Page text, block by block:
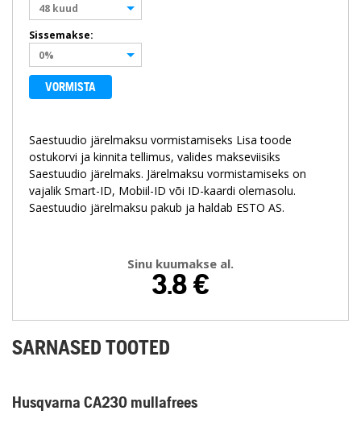
48 kuud
Sissemakse:
0%
VORMISTA
Saestuudio järelmaksu vormistamiseks Lisa toode
ostukorvi ja kinnita tellimus, valides makseviisiks
Saestuudio järelmaks. Järelmaksu vormistamiseks on
vajalik Smart-ID, Mobiil-ID või ID-kaardi olemasolu.
Saestuudio järelmaksu pakub ja haldab ESTO AS.
Sinu kuumakse al.
3.8 €
SARNASED TOOTED
Husqvarna CA230 mullafrees